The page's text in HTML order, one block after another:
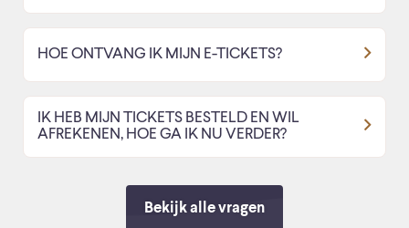
HOE ONTVANG IK MIJN E-TICKETS?
IK HEB MIJN TICKETS BESTELD EN WIL
AFREKENEN, HOE GA IK NU VERDER?
Bekijk alle vragen